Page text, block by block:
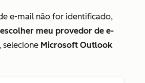
e-mail não for identificado,
meu provedor de e-
selecione Microsoft Outlook